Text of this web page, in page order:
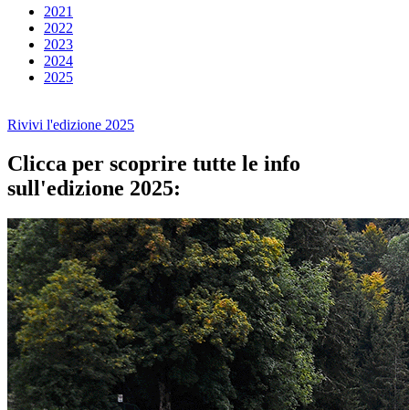
2021
2022
2023
2024
2025
Rivivi l'edizione 2025
Clicca per scoprire tutte le info
sull'edizione 2025: